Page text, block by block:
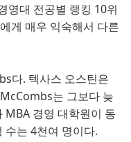
영대 전공별 랭킹 10위
게 매우 익숙해서 다른
다. 텍사스 오스틴은
는 그보다 늦
MBA 경영 대학원이 동
수는 4천여 명이다.